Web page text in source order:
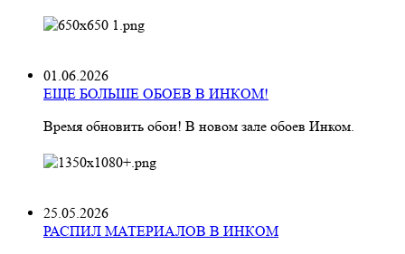
01.06.2026
ЕЩЕ БОЛЬШЕ ОБОЕВ В ИНКОМ!
Время обновить обои! В новом зале обоев Инком.
25.05.2026
РАСПИЛ МАТЕРИАЛОВ В ИНКОМ